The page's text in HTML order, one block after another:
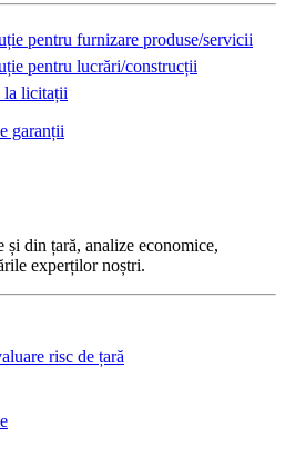
pentru furnizare produse/servicii
pentru lucrări/construcții
la licitații
garanții
din țară, analize economice,
experților noștri.
risc de țară